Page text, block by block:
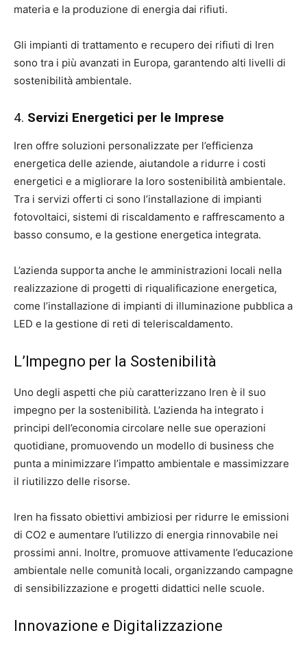
materia e la produzione di energia dai rifiuti.
Gli impianti di trattamento e recupero dei rifiuti di Iren
sono tra i più avanzati in Europa, garantendo alti livelli di
sostenibilità ambientale.
4. Servizi Energetici per le Imprese
Iren offre soluzioni personalizzate per l’efficienza
energetica delle aziende, aiutandole a ridurre i costi
energetici e a migliorare la loro sostenibilità ambientale.
Tra i servizi offerti ci sono l’installazione di impianti
fotovoltaici, sistemi di riscaldamento e raffrescamento a
basso consumo, e la gestione energetica integrata.
L’azienda supporta anche le amministrazioni locali nella
realizzazione di progetti di riqualificazione energetica,
come l’installazione di impianti di illuminazione pubblica a
LED e la gestione di reti di teleriscaldamento.
L’Impegno per la Sostenibilità
Uno degli aspetti che più caratterizzano Iren è il suo
impegno per la sostenibilità. L’azienda ha integrato i
principi dell’economia circolare nelle sue operazioni
quotidiane, promuovendo un modello di business che
punta a minimizzare l’impatto ambientale e massimizzare
il riutilizzo delle risorse.
Iren ha fissato obiettivi ambiziosi per ridurre le emissioni
di CO2 e aumentare l’utilizzo di energia rinnovabile nei
prossimi anni. Inoltre, promuove attivamente l’educazione
ambientale nelle comunità locali, organizzando campagne
di sensibilizzazione e progetti didattici nelle scuole.
Innovazione e Digitalizzazione